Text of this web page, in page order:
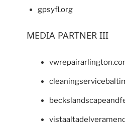
gpsyfl.org
MEDIA PARTNER III